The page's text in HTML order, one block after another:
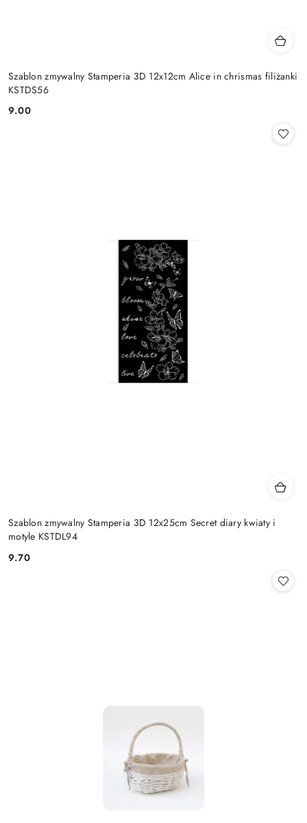
Szablon zmywalny Stamperia 3D 12x12cm Alice in chrismas filiżanki
KSTDS56
Cena:
9.00
Szablon zmywalny Stamperia 3D 12x25cm Secret diary kwiaty i
motyle KSTDL94
Cena:
9.70